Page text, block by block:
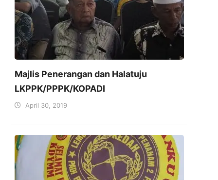
Majlis Penerangan dan Halatuju
LKPPK/PPPK/KOPADI
April 30, 2019